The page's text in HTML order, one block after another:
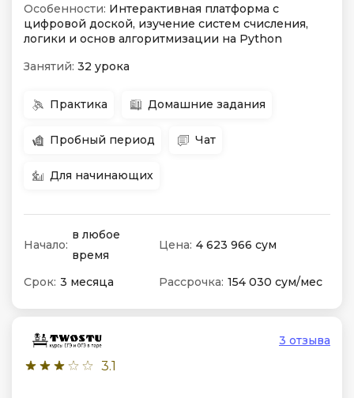
Особенности: Интерактивная платформа с
цифровой доской, изучение систем счисления,
логики и основ алгоритмизации на Python
Занятий: 32 урока
Практика Домашние задания
Пробный период Чат
Для начинающих
Начало:
в любое
время
Цена: 4 623 966 сум
Срок: 3 месяца Рассрочка: 154 030 сум/мес
3.1
3 отзыва